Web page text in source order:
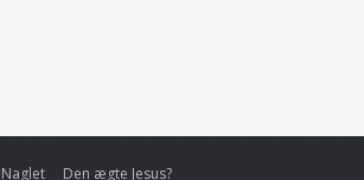
Naglet Den ægte Jesus?